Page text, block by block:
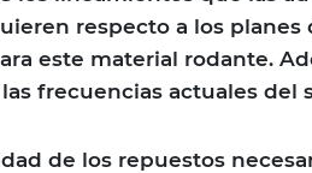
respecto a los planes
este material rodante.
frecuencias actuales del
de los repuestos